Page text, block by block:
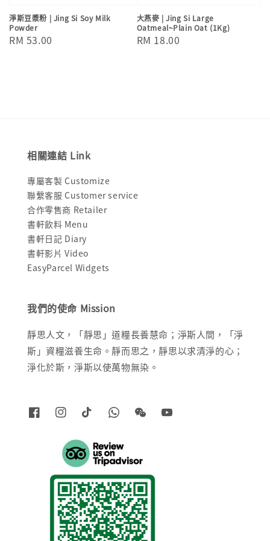
淨斯豆漿粉 | Jing Si Soy Milk
Powder
Regular
RM 53.00
大燕麥 | Jing Si Large
Oatmeal~Plain Oat (1Kg)
Regular
RM 18.00
相關連結 Link
專屬客製 Customize
聯繫客服 Customer service
合作零售商 Retailer
書軒飲料 Menu
書軒日記 Diary
書軒影片 Video
EasyParcel Widgets
我們的使命 Mission
靜思人文，「靜思」道糧長養慧命；淨斯人間，「淨
斯」資糧滋養生命。靜而思之，靜思以求清淨的心；
淨化於斯，淨斯以使萬物無染。